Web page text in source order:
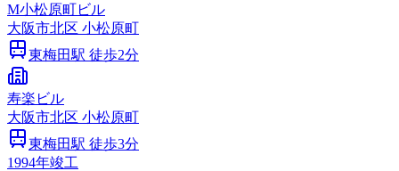
M小松原町ビル
大阪市北区 小松原町
東梅田駅 徒歩2分
寿楽ビル
大阪市北区 小松原町
東梅田駅 徒歩3分
1994年竣工